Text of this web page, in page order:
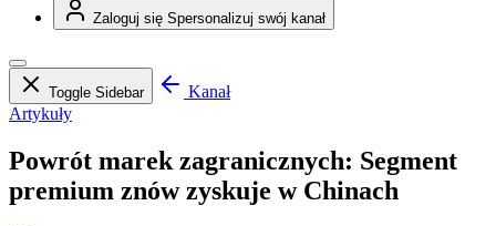
Zaloguj się Spersonalizuj swój kanał
Toggle Sidebar
Kanał
Artykuły
Powrót marek zagranicznych: Segment
premium znów zyskuje w Chinach